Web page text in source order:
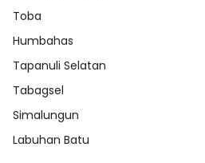
Toba
Humbahas
Tapanuli Selatan
Tabagsel
Simalungun
Labuhan Batu